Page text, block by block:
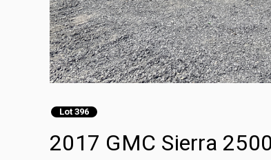
Lot 396
2017 GMC Sierra